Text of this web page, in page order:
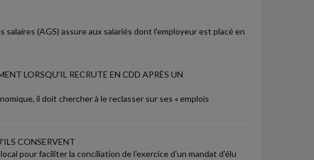
(AGS) assure aux salariés dont l'employeur est placé en
LORSQU'IL RECRUTE EN CDD APRÈS UN
il doit chercher à le reclasser sur ses « emplois
CONSERVENT
pour faciliter la conciliation de l'exercice d'un mandat d'élu